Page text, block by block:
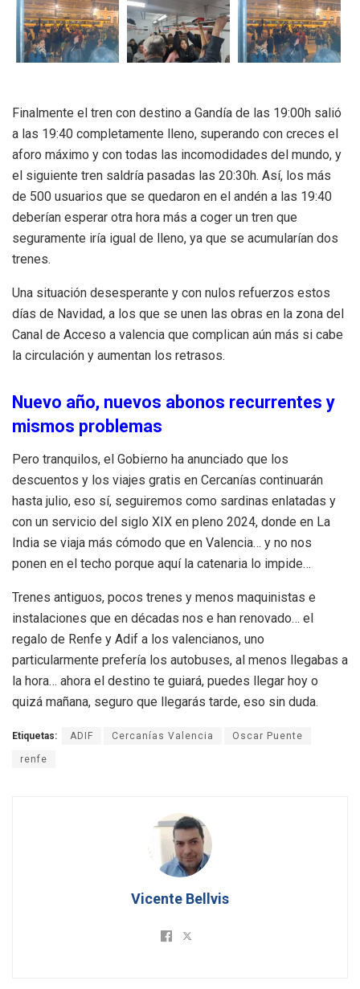
Finalmente el tren con destino a Gandía de las 19:00h salió
a las 19:40 completamente lleno, superando con creces el
aforo máximo y con todas las incomodidades del mundo, y
el siguiente tren saldría pasadas las 20:30h. Así, los más
de 500 usuarios que se quedaron en el andén a las 19:40
deberían esperar otra hora más a coger un tren que
seguramente iría igual de lleno, ya que se acumularían dos
trenes.
Una situación desesperante y con nulos refuerzos estos
días de Navidad, a los que se unen las obras en la zona del
Canal de Acceso a valencia que complican aún más si cabe
la circulación y aumentan los retrasos.
Nuevo año, nuevos abonos recurrentes y
mismos problemas
Pero tranquilos, el Gobierno ha anunciado que los
descuentos y los viajes gratis en Cercanías continuarán
hasta julio, eso sí, seguiremos como sardinas enlatadas y
con un servicio del siglo XIX en pleno 2024, donde en La
India se viaja más cómodo que en Valencia… y no nos
ponen en el techo porque aquí la catenaria lo impide…
Trenes antiguos, pocos trenes y menos maquinistas e
instalaciones que en décadas nos e han renovado… el
regalo de Renfe y Adif a los valencianos, uno
particularmente prefería los autobuses, al menos llegabas a
la hora… ahora el destino te guiará, puedes llegar hoy o
quizá mañana, seguro que llegarás tarde, eso sin duda.
Etiquetas: ADIF Cercanías Valencia Oscar Puente
renfe
Vicente Bellvis